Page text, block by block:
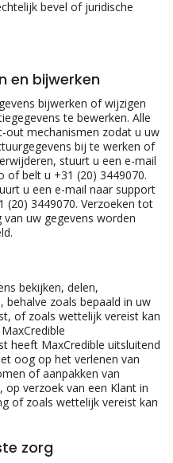
bevel of juridische
en bijwerken
bijwerken of wijzigen
te bewerken. Alle
out mechanismen zodat u uw
bij te werken of
stuurt u een e-mail
of belt u +31 (20) 3449070.
u een e-mail naar support
(20) 3449070. Verzoeken tot
uw gegevens worden
bekijken, delen,
zoals bepaald in uw
of zoals wettelijk vereist kan
heeft MaxCredible uitsluitend
oog op het verlenen van
of aanpakken van
verzoek van een Klant in
of zoals wettelijk vereist kan
zorg